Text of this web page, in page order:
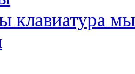
клавиатура